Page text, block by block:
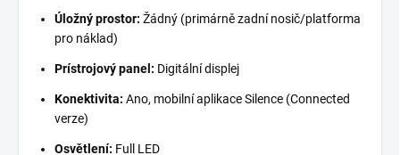
Úložný prostor: Žádný (primárně zadní nosič/platforma
pro náklad)
Prístrojový panel: Digitální displej
Konektivita: Ano, mobilní aplikace Silence (Connected
verze)
Osvětlení: Full LED